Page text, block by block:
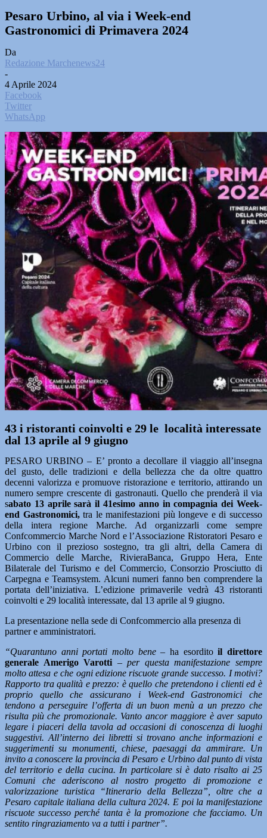
Pesaro Urbino, al via i Week-end
Gastronomici di Primavera 2024
Da
Redazione Marchenews24
-
4 Aprile 2024
Facebook
Twitter
WhatsApp
43 i ristoranti coinvolti e 29 le località interessate
dal 13 aprile al 9 giugno
PESARO URBINO – E’ pronto a decollare il viaggio all’insegna
del gusto, delle tradizioni e della bellezza che da oltre quattro
decenni valorizza e promuove ristorazione e territorio, attirando un
numero sempre crescente di gastronauti. Quello che prenderà il via
sabato 13 aprile sarà il 41esimo anno in compagnia dei Week-
end Gastronomici,tra le manifestazioni più longeve e di successo
della intera regione Marche. Ad organizzarli come sempre
Confcommercio Marche Nord e l’Associazione Ristoratori Pesaro e
Urbino con il prezioso sostegno, tra gli altri, della Camera di
Commercio delle Marche, RivieraBanca, Gruppo Hera, Ente
Bilaterale del Turismo e del Commercio, Consorzio Prosciutto di
Carpegna e Teamsystem. Alcuni numeri fanno ben comprendere la
portata dell’iniziativa. L’edizione primaverile vedrà 43 ristoranti
coinvolti e 29 località interessate, dal 13 aprile al 9 giugno.
La presentazione nella sede di Confcommercio alla presenza di
partner e amministratori.
“Quarantuno anni portati molto bene– ha esorditoil direttore
generale Amerigo Varotti –per questa manifestazione sempre
molto attesa e che ogni edizione riscuote grande successo. I motivi?
Rapporto tra qualità e prezzo: è quello che pretendono i clienti ed è
proprio quello che assicurano i Week-end Gastronomici che
tendono a perseguire l’offerta di un buon menù a un prezzo che
risulta più che promozionale. Vanto ancor maggiore è aver saputo
legare i piaceri della tavola ad occasioni di conoscenza di luoghi
suggestivi. All’interno dei libretti si trovano anche informazioni e
suggerimenti su monumenti, chiese, paesaggi da ammirare. Un
invito a conoscere la provincia di Pesaro e Urbino dal punto di vista
del territorio e della cucina. In particolare si è dato risalto ai 25
Comuni che aderiscono al nostro progetto di promozione e
valorizzazione turistica “Itinerario della Bellezza”, oltre che a
Pesaro capitale italiana della cultura 2024. E poi la manifestazione
riscuote successo perché tanta è la promozione che facciamo. Un
sentito ringraziamento va a tutti i partner”.